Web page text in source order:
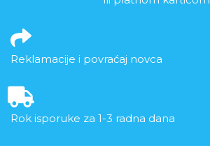
Reklamacije i povraćaj novca
Rok isporuke za 1-3 radna dana